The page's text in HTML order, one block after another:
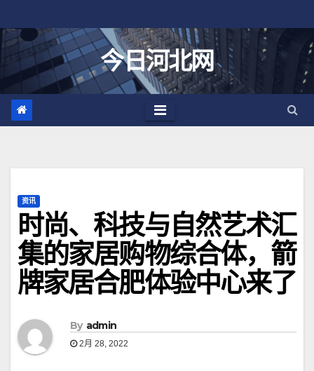
至
今日河北网
资讯
时尚、科技与自然艺术汇
集的家居购物综合体，箭
牌家居合肥体验中心来了
By admin
2月 28, 2022